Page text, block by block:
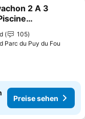
hinzufügen
2 A 3
3 Min
Les105
Parc du Puy du Fou
Preise sehen